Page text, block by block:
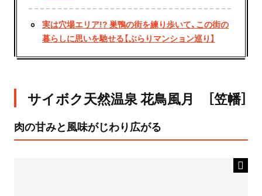
実は穴場エリア!? 巣鴨の街を練り歩いて、この街の
暮らしに思いを馳せる【ぶらりマンション巡り】
サイボク天然温泉 花鳥風月 ［笠幡］
肉の甘みと風味がじわり広がる